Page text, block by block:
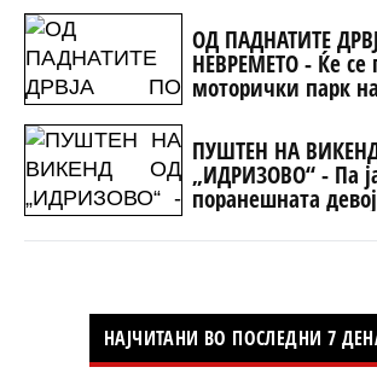
ОД ПАДНАТИТЕ
НЕВРЕМЕТО - Ќе се
моторички парк
ПУШТЕН НА
„ИДРИЗОВО“ - Па
поранешната
НАЈЧИТАНИ ВО ПОСЛЕДНИ 7